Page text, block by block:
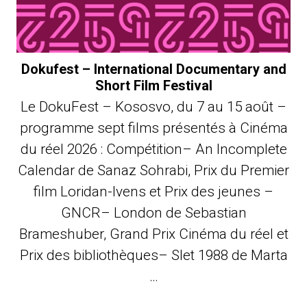
Dokufest – International Documentary and
Short Film Festival
Le DokuFest – Kososvo, du 7 au 15 août –
programme sept films présentés à Cinéma
du réel 2026 : Compétition– An Incomplete
Calendar de Sanaz Sohrabi, Prix du Premier
film Loridan-Ivens et Prix des jeunes –
GNCR– London de Sebastian
Brameshuber, Grand Prix Cinéma du réel et
Prix des bibliothèques– Slet 1988 de Marta
…